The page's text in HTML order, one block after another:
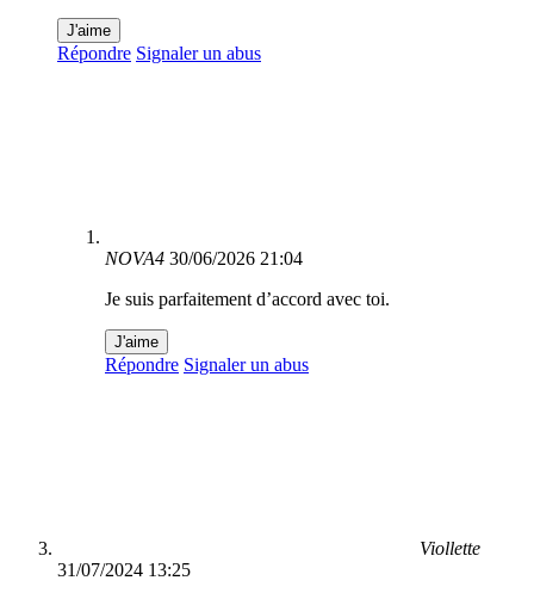
J'aime
Répondre Signaler un abus
NOVA4 30/06/2026 21:04
Je suis parfaitement d’accord avec toi.
J'aime
Répondre Signaler un abus
Viollette
31/07/2024 13:25